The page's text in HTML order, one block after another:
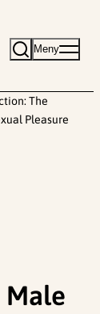
Meny
The
Pleasure